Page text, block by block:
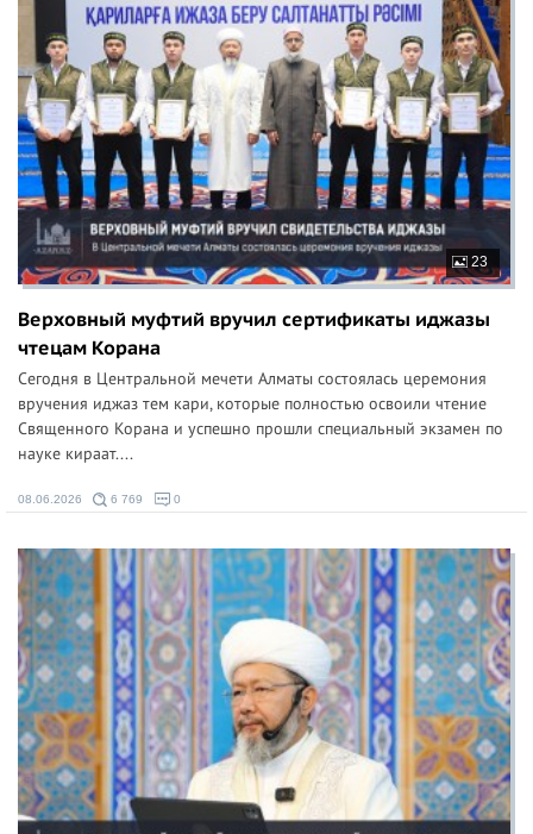
23
Верховный муфтий вручил сертификаты иджазы
чтецам Корана
Сегодня в Центральной мечети Алматы состоялась церемония
вручения иджаз тем кари, которые полностью освоили чтение
Священного Корана и успешно прошли специальный экзамен по
науке кираат....
08.06.2026 6 769 0